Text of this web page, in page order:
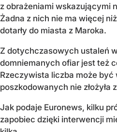
z obrażeniami wskazującymi
Żadna z nich nie ma więcej
dotarły do miasta z Maroka.
Z dotychczasowych ustaleń
domniemanych ofiar jest też
Rzeczywista liczba może
poszkodowanych nie złożyła
Jak podaje Euronews, kilku
zapobiec dzięki interwencji